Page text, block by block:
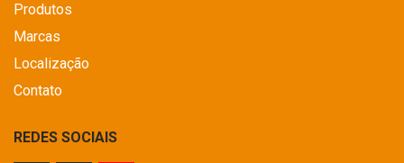
Produtos
Marcas
Localização
Contato
REDES SOCIAIS